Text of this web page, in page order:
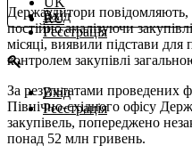
RU
Вхід
Реєстрація
Вхід
Реєстрація
Держаудитори
постійно аналізуючи
місяці, виявили підстави
контролем закупівлі
За результатами проведених
Північно-східного офісу
закупівель, попереджено
понад 52 млн гривень.